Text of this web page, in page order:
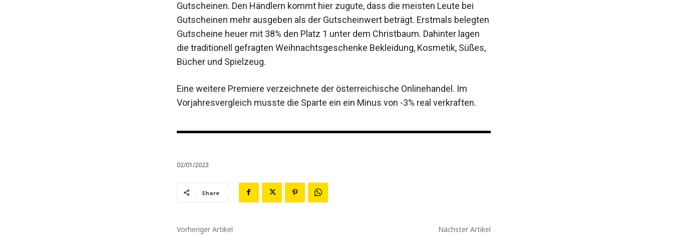
Gutscheinen. Den Händlern kommt hier zugute, dass die meisten Leute bei
Gutscheinen mehr ausgeben als der Gutscheinwert beträgt. Erstmals belegten
Gutscheine heuer mit 38% den Platz 1 unter dem Christbaum. Dahinter lagen
die traditionell gefragten Weihnachtsgeschenke Bekleidung, Kosmetik, Süßes,
Bücher und Spielzeug.
Eine weitere Premiere verzeichnete der österreichische Onlinehandel. Im
Vorjahresvergleich musste die Sparte ein ein Minus von -3% real verkraften.
02/01/2023
Share
Vorheriger Artikel Nächster Artikel